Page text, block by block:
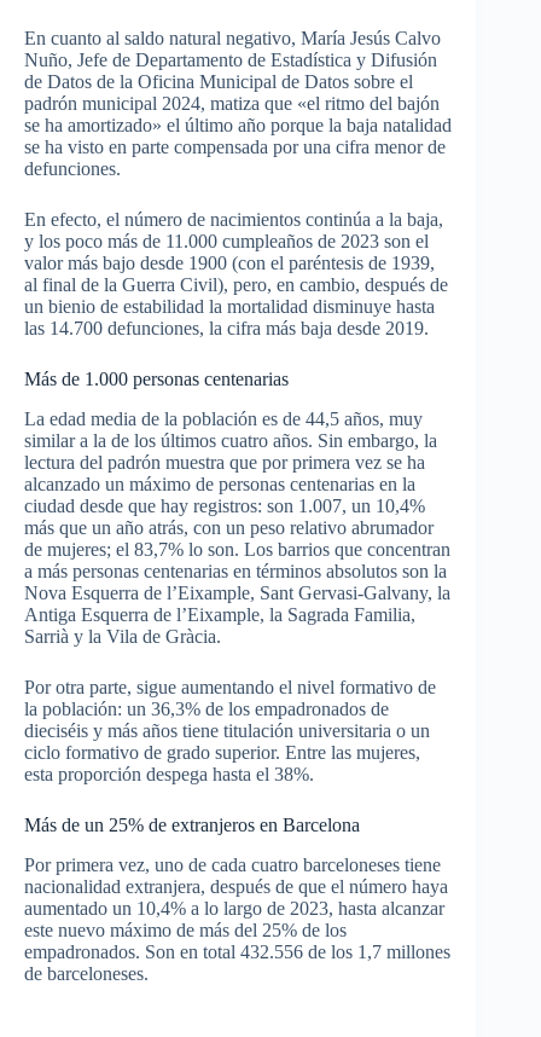
En cuanto al saldo natural negativo, María Jesús Calvo
Nuño, Jefe de Departamento de Estadística y Difusión
de Datos de la Oficina Municipal de Datos sobre el
padrón municipal 2024, matiza que «el ritmo del bajón
se ha amortizado» el último año porque la baja natalidad
se ha visto en parte compensada por una cifra menor de
defunciones.
En efecto, el número de nacimientos continúa a la baja,
y los poco más de 11.000 cumpleaños de 2023 son el
valor más bajo desde 1900 (con el paréntesis de 1939,
al final de la Guerra Civil), pero, en cambio, después de
un bienio de estabilidad la mortalidad disminuye hasta
las 14.700 defunciones, la cifra más baja desde 2019.
Más de 1.000 personas centenarias
La edad media de la población es de 44,5 años, muy
similar a la de los últimos cuatro años. Sin embargo, la
lectura del padrón muestra que por primera vez se ha
alcanzado un máximo de personas centenarias en la
ciudad desde que hay registros: son 1.007, un 10,4%
más que un año atrás, con un peso relativo abrumador
de mujeres; el 83,7% lo son. Los barrios que concentran
a más personas centenarias en términos absolutos son la
Nova Esquerra de l’Eixample, Sant Gervasi-Galvany, la
Antiga Esquerra de l’Eixample, la Sagrada Familia,
Sarrià y la Vila de Gràcia.
Por otra parte, sigue aumentando el nivel formativo de
la población: un 36,3% de los empadronados de
dieciséis y más años tiene titulación universitaria o un
ciclo formativo de grado superior. Entre las mujeres,
esta proporción despega hasta el 38%.
Más de un 25% de extranjeros en Barcelona
Por primera vez, uno de cada cuatro barceloneses tiene
nacionalidad extranjera, después de que el número haya
aumentado un 10,4% a lo largo de 2023, hasta alcanzar
este nuevo máximo de más del 25% de los
empadronados. Son en total 432.556 de los 1,7 millones
de barceloneses.